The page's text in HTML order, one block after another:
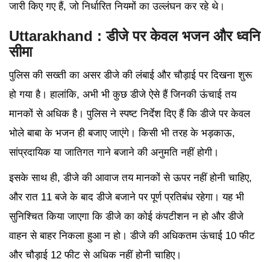
जारी किए गए हैं, जो निर्धारित नियमों का उल्लंघन कर रहे थे।
Uttarakhand : डीजे पर केवल भजन और ध्वनि
सीमा
पुलिस की सख्ती का असर डीजे की लंबाई और चौड़ाई पर दिखना शुरू
हो गया है। हालांकि, अभी भी कुछ डीजे ऐसे हैं जिनकी ऊंचाई तय
मानकों से अधिक है। पुलिस ने स्पष्ट निर्देश दिए हैं कि डीजे पर केवल
भोले बाबा के भजन ही बजाए जाएंगे। किसी भी तरह के भड़काऊ,
सांप्रदायिक या जातिगत गाने बजाने की अनुमति नहीं होगी।
इसके साथ ही, डीजे की आवाज तय मानकों से ऊपर नहीं होनी चाहिए,
और रात 11 बजे के बाद डीजे बजाने पर पूर्ण प्रतिबंध रहेगा। यह भी
सुनिश्चित किया जाएगा कि डीजे का कोई कंपटीशन न हो और डीजे
वाहन से बाहर निकला हुआ न हो। डीजे की अधिकतम ऊंचाई 10 फीट
और चौड़ाई 12 फीट से अधिक नहीं होनी चाहिए।